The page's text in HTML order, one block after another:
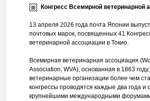
Конгресс Всемирной ветеринарной
13 апреля 2026 года почта Японии
почтовых марок, посвященных 41
ветеринарной ассоциации в Токио.
Всемирная ветеринарная ассоциация
Association, WVA), основанная в 1863
ветеринарные организации более чем
конгрессы проводятся каждые два года и
крупнейшими международными форумами